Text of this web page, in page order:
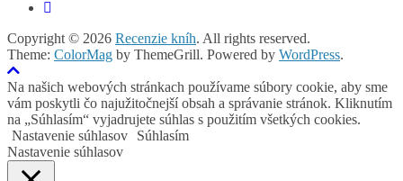
Copyright © 2026 Recenzie kníh. All rights reserved.
Theme: ColorMag by ThemeGrill. Powered by WordPress.
Na našich webových stránkach používame súbory cookie, aby sme
vám poskytli čo najužitočnejší obsah a správanie stránok. Kliknutím
na „Súhlasím“ vyjadrujete súhlas s použitím všetkých cookies.
Nastavenie súhlasov
Súhlasím
Nastavenie súhlasov